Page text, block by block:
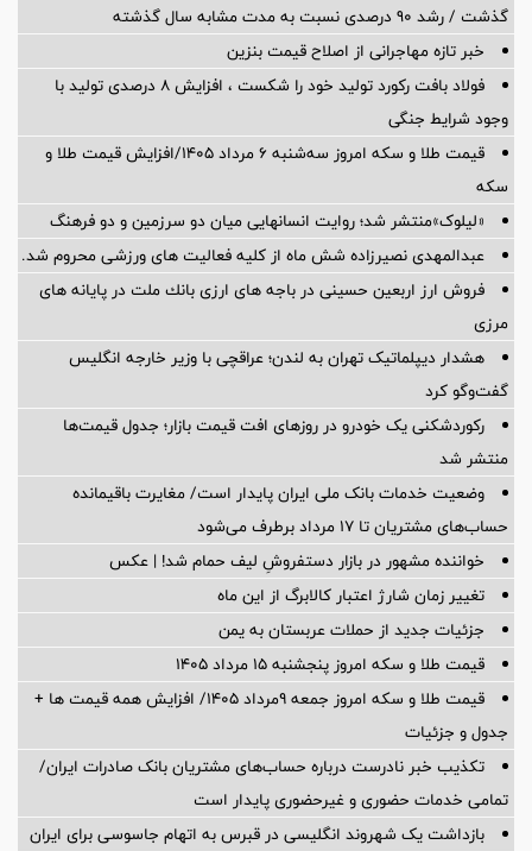
گذشت / رشد 90 درصدی نسبت به مدت مشابه سال گذشته
خبر تازه مهاجرانی از اصلاح قیمت بنزین
فولاد بافت رکورد تولید خود را شکست ، افزایش 8 درصدی تولید با
وجود شرایط جنگی
قیمت طلا و سکه امروز سه‌شنبه ۶ مرداد ۱۴۰۵/افزایش قیمت طلا و
سکه
«لیلوک»منتشر شد؛ روایت انسانهایی میان دو سرزمین و دو فرهنگ
عبدالمهدی نصیرزاده شش ماه از کلیه فعالیت های ورزشی محروم شد.
فروش ارز اربعین حسینی در باجه های ارزی بانك ملت در پایانه های
مرزی
هشدار دیپلماتیک تهران به لندن؛ عراقچی با وزیر خارجه انگلیس
گفت‌وگو کرد
رکوردشکنی یک خودرو در روزهای افت قیمت بازار؛ جدول قیمت‌ها
منتشر شد
وضعیت خدمات بانک ملی ایران پایدار است/ مغایرت‌ باقیمانده
حساب‌های مشتریان تا ۱۷ مرداد برطرف می‌شود
خواننده مشهور در بازار دستفروشِ لیف حمام شد! | عکس
تغییر زمان شارژ اعتبار کالابرگ از این ماه
جزئیات جدید از حملات عربستان به یمن
قیمت طلا و سکه امروز پنجشنبه ۱۵ مرداد ۱۴۰۵
قیمت طلا و سکه امروز جمعه ۹مرداد ۱۴۰۵/ افزایش همه قیمت ها +
جدول و جزئیات
تکذیب خبر نادرست درباره حساب‌های مشتریان بانک صادرات ایران/
تمامی خدمات حضوری و غیرحضوری پایدار است
بازداشت یک شهروند انگلیسی در قبرس به اتهام جاسوسی برای ایران